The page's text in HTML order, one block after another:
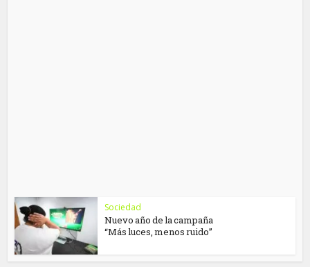
Sociedad
Nuevo año de la campaña
“Más luces, menos ruido”